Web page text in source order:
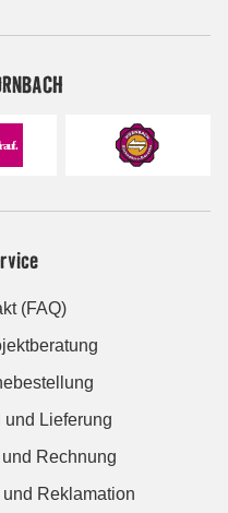
(FAQ)
und Lieferung
Rechnung
Reklamation